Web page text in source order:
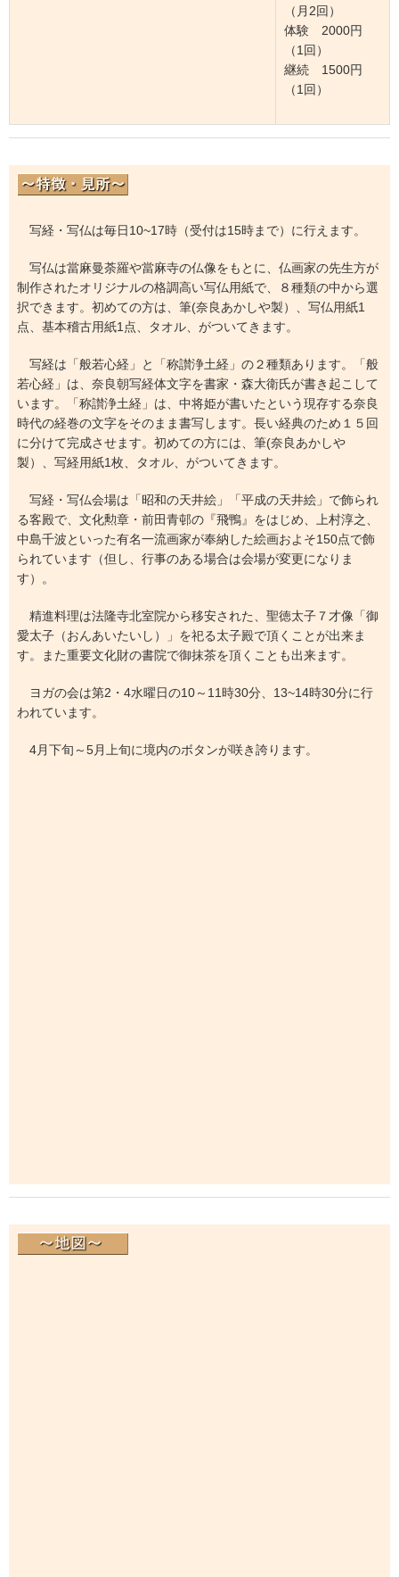
（月2回）
体験 2000円
（1回）
継続 1500円
（1回）
写経・写仏は毎日10~17時（受付は15時まで）に行えます。
写仏は當麻曼荼羅や當麻寺の仏像をもとに、仏画家の先生方が
制作されたオリジナルの格調高い写仏用紙で、８種類の中から選
択できます。初めての方は、筆(奈良あかしや製）、写仏用紙1
点、基本稽古用紙1点、タオル、がついてきます。
写経は「般若心経」と「称讃浄土経」の２種類あります。「般
若心経」は、奈良朝写経体文字を書家・森大衛氏が書き起こして
います。「称讃浄土経」は、中将姫が書いたという現存する奈良
時代の経巻の文字をそのまま書写します。長い経典のため１５回
に分けて完成させます。初めての方には、筆(奈良あかしや
製）、写経用紙1枚、タオル、がついてきます。
写経・写仏会場は「昭和の天井絵」「平成の天井絵」で飾られ
る客殿で、文化勲章・前田青邨の『飛鴨』をはじめ、上村淳之、
中島千波といった有名一流画家が奉納した絵画およそ150点で飾
られています（但し、行事のある場合は会場が変更になりま
す）。
精進料理は法隆寺北室院から移安された、聖徳太子７才像「御
愛太子（おんあいたいし）」を祀る太子殿で頂くことが出来ま
す。また重要文化財の書院で御抹茶を頂くことも出来ます。
ヨガの会は第2・4水曜日の10～11時30分、13~14時30分に行
われています。
4月下旬～5月上旬に境内のボタンが咲き誇ります。